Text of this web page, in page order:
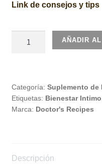
Link de consejos y tips
60
vCaps
cantidad
AÑADIR
Categoría: Suplemento de
Etiquetas: Bienestar Intimo
Marca: Doctor's Recipes
Descripción